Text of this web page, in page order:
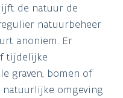
de natuur de
natuurbeheer
anoniem. Er
tijdelijke
graven, bomen of
natuurlijke omgeving